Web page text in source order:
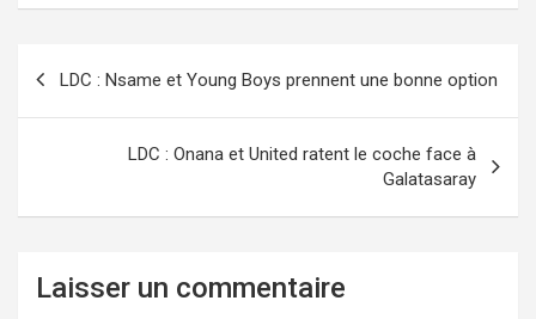
LDC : Nsame et Young Boys prennent une bonne option
LDC : Onana et United ratent le coche face à
Galatasaray
Laisser un commentaire